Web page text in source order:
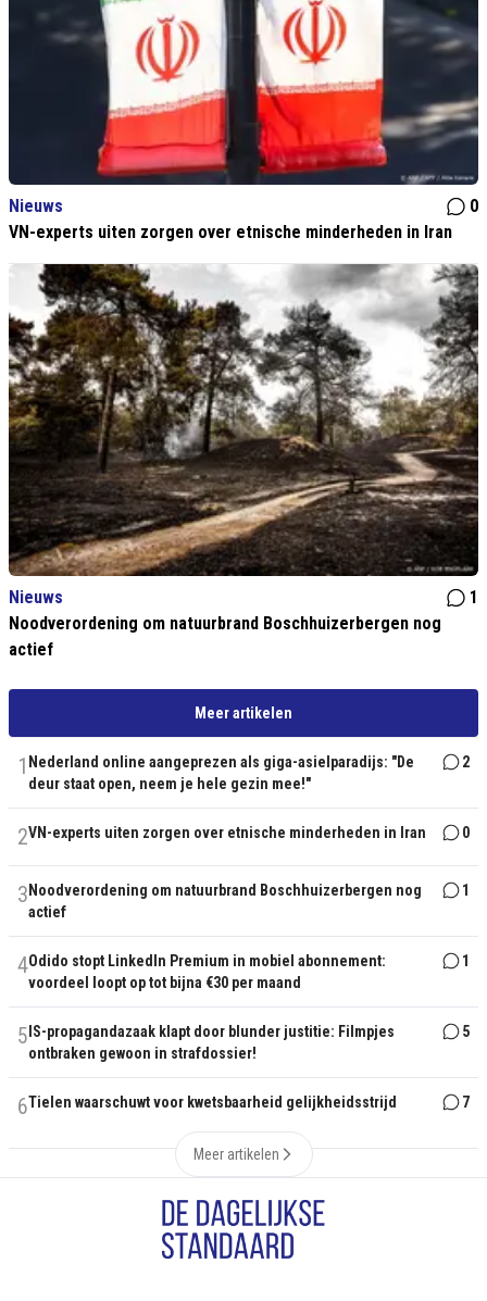
Nieuws
0
VN-experts uiten zorgen over etnische minderheden in Iran
Nieuws
1
Noodverordening om natuurbrand Boschhuizerbergen nog
actief
Meer artikelen
1 Nederland online aangeprezen als giga-asielparadijs: "De
deur staat open, neem je hele gezin mee!"
2
2VN-experts uiten zorgen over etnische minderheden in Iran 0
3 Noodverordening om natuurbrand Boschhuizerbergen nog
actief
1
4Odido stopt LinkedIn Premium in mobiel abonnement:
voordeel loopt op tot bijna €30 per maand
1
5 IS-propagandazaak klapt door blunder justitie: Filmpjes
ontbraken gewoon in strafdossier!
5
6Tielen waarschuwt voor kwetsbaarheid gelijkheidsstrijd 7
Meer artikelen